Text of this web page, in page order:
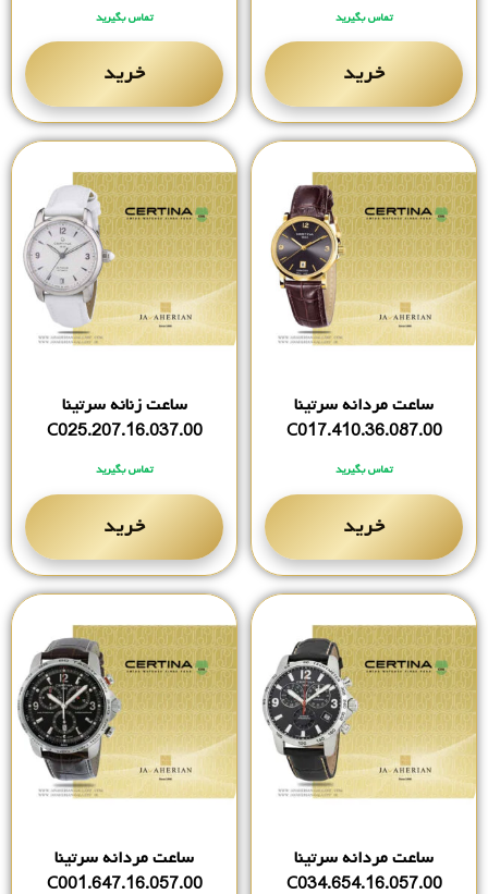
تماس بگیرید
خرید
تماس بگیرید
خرید
ساعت مردانه سرتینا
C017.410.36.087.00
تماس بگیرید
خرید
ساعت زنانه سرتینا
C025.207.16.037.00
تماس بگیرید
خرید
ساعت مردانه سرتینا
C034.654.16.057.00
ساعت مردانه سرتینا
C001.647.16.057.00